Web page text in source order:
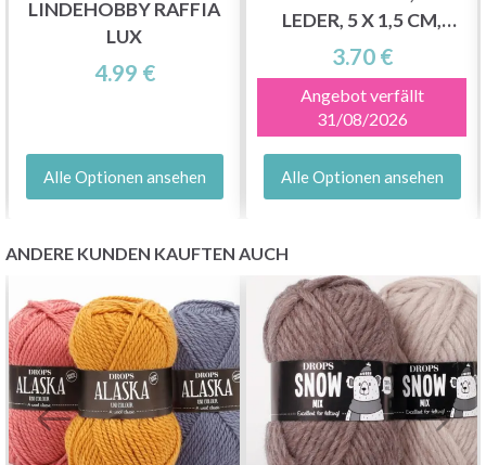
LINDEHOBBY RAFFIA
LUX
4.99 €
Alle Optionen ansehen
LEDER, 5 X 1,5 CM,
HANDGEFERTIGT, 6-
TLG
3.70 €
Angebot verfällt
31/08/2026
Alle Optionen ansehen
ANDERE KUNDEN KAUFTEN AUCH